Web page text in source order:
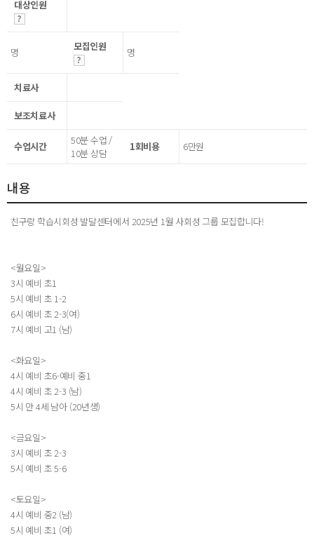
대상인원
명 모집인원 명
치료사
보조치료사
수업시간
50분 수업 /
10분 상담
1회비용 6만원
내용
친구랑 학습시회성 발달센터에서 2025년 1월 사회성 그룹 모집합니다!
<월요일>
3시 예비 초1
5시 예비 초 1-2
6시 예비 초 2-3(여)
7시 예비 고1 (남)
<화요일>
4시 예비 초6-예비 중1
4시 예비 초 2-3 (남)
5시 만 4세 남아 (20년생)
<금요일>
3시 예비 초 2-3
5시 예비 초 5-6
<토요일>
4시 예비 중2 (남)
5시 예비 초1 (여)